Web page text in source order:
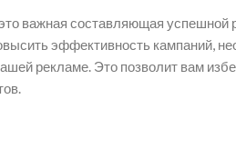
важная составляющая успешной
эффективность кампаний,
рекламе. Это позволит вам